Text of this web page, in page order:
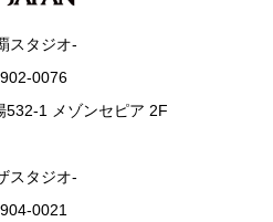
スタジオ-
0076
532-1 メゾンセピア 2F
スタジオ-
0021